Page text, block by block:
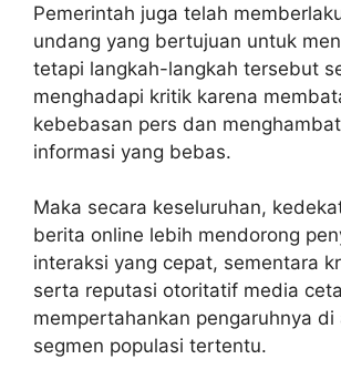
Pemerintah juga telah
undang yang bertujuan untuk
tetapi langkah-langkah tersebut
menghadapi kritik karena
kebebasan pers dan
informasi yang bebas.
Maka secara keseluruhan,
berita online lebih mendorong
interaksi yang cepat, sementara
serta reputasi otoritatif media
mempertahankan pengaruhnya di
segmen populasi tertentu.